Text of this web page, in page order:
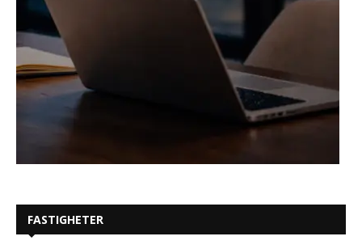
FASTIGHETER